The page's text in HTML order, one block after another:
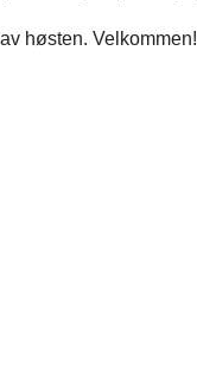
høsten. Velkommen!